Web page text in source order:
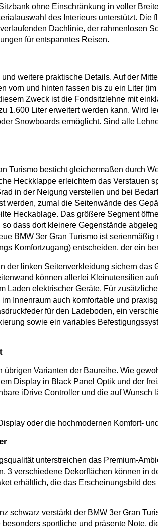
ohne Einschränkung in voller
des Interieurs unterstützt.
Dachlinie, der rahmenlosen
für entspanntes Reisen.
weitere praktische Details. Auf der
vorn und hinten fassen bis zu ein Liter
Zweck ist die Fondsitzlehne mit
1.600 Liter erweitert werden kann. Wird
Snowboards ermöglicht. Sind alle
Turismo besticht gleichermaßen durch
Heckklappe erleichtern das Verstauen
in der Neigung verstellen und bei
zumal die Seitenwände des
Heckablage. Das größere Segment
dass dort kleinere Gegenstände
BMW 3er Gran Turismo ist
Komfortzugang) entscheiden, der ein
der linken Seitenverkleidung sichern das
können allerlei Kleinutensilien
Laden elektrischer Geräte. Für
Innenraum auch komfortable und
für den Ladeboden, ein
sowie ein variables
Varianten der Baureihe. Wie
Display in Black Panel Optik und der
iDrive Controller und die auf
oder die hochmodernen Komfort-
unterstreichen das Premium-
3 verschiedene Dekorflächen können in
erhältlich, die das Erscheinungsbild
schwarz verstärkt der BMW 3er Gran
sportliche und präsente Note,